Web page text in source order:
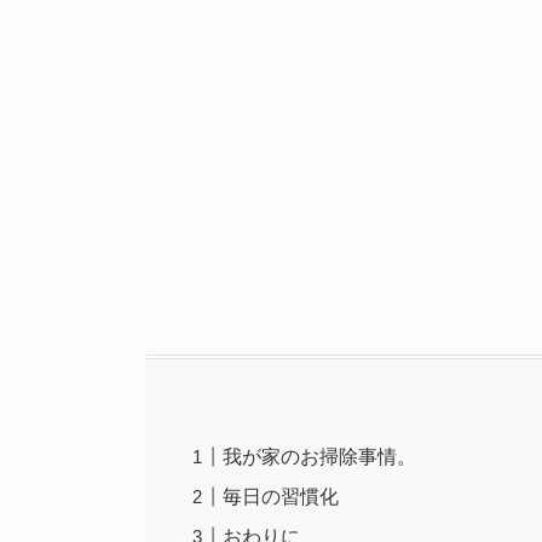
我が家のお掃除事情。
毎日の習慣化
おわりに